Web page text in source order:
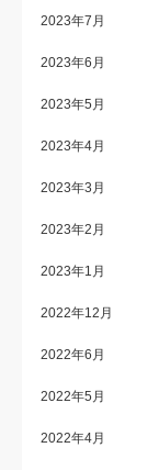
2023年7月
2023年6月
2023年5月
2023年4月
2023年3月
2023年2月
2023年1月
2022年12月
2022年6月
2022年5月
2022年4月